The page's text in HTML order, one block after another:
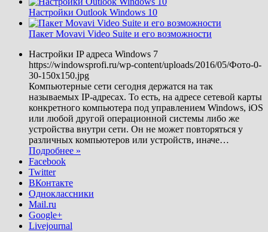
Настройки Outlook Windows 10
Пакет Movavi Video Suite и его возможности
Настройки IP адреса Windows 7
https://windowsprofi.ru/wp-content/uploads/2016/05/Фото-0-
30-150x150.jpg
Компьютерные сети сегодня держатся на так
называемых IP-адресах. То есть, на адресе сетевой карты
конкретного компьютера под управлением Windows, iOS
или любой другой операционной системы либо же
устройства внутри сети. Он не может повторяться у
различных компьютеров или устройств, иначе…
Подробнее »
Facebook
Twitter
ВКонтакте
Одноклассники
Mail.ru
Google+
Livejournal